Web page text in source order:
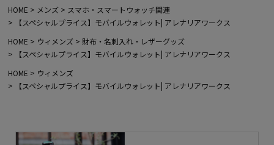
HOME メンズ
スマホ・スマートウォッチ関連
【スペシャルプライス】モバイルウォレット| アレナリアワークス
HOME
ウィメンズ
財布・名刺入れ・レザーグッズ
【スペシャルプライス】モバイルウォレット| アレナリアワークス
HOME
ウィメンズ
【スペシャルプライス】モバイルウォレット| アレナリアワークス